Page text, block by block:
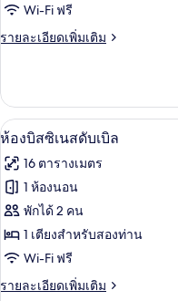
งบิส
ซิ
ซิงเกิล,
เตียง
เดี่ยว
1
เตียง,
ปลอด
บุหรี่,
อ่างอาบน้ำ
Wi-Fi ฟรี
รายละเอียดเพิ่มเติม
ราย
เกี่ยว
กับ
ห้อ
ซิ
เนส
ซิงเกิล,
เตียง
เดี่ยว
เตียง,
ปลอด
เปิด
ภาพถ่าย
ทั้งหมด
ของ
ห้อ
งบิส
ซิ
5
ห้องบิสซิเนสดับเบิล
16 ตารางเมตร
1 ห้องนอน
พักได้ 2 คน
1 เตียงสำหรับสองท่าน
Wi-Fi ฟรี
รายละเอียดเพิ่มเติม
ราย